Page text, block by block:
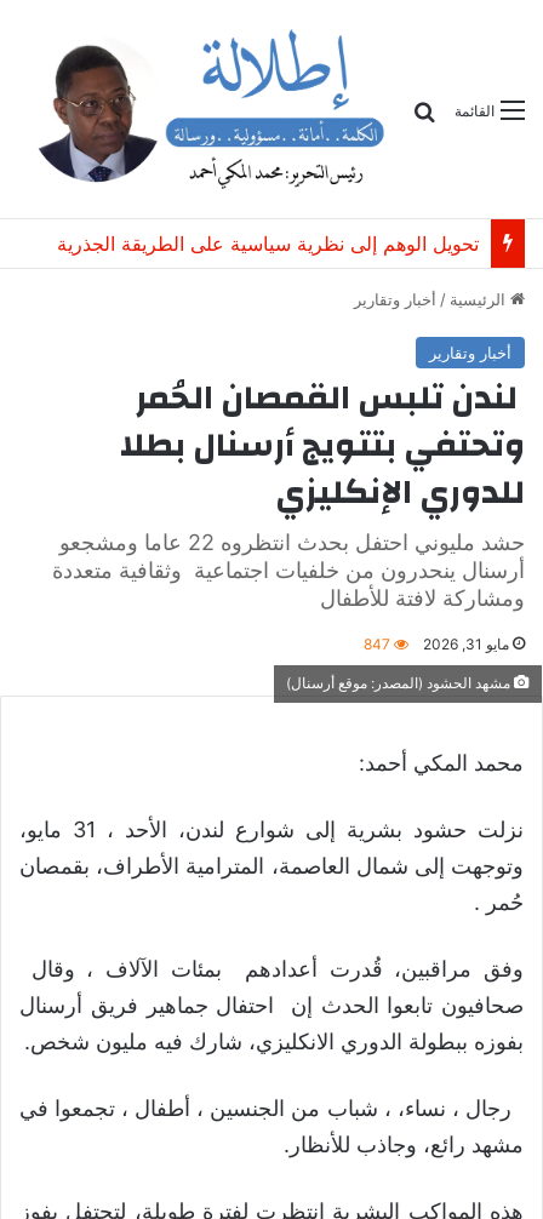
القائمة
السعودية وتركيا وباكستان: اتفاقية دفاع تُعزّز “الردع المشترك ضد أي اعتداء”
الرئيسية / أخبار وتقارير
أخبار وتقارير
لندن تلبس القمصان الحُمر
وتحتفي بتتويج أرسنال بطلا
للدوري الإنكليزي
حشد مليوني احتفل بحدث انتظروه 22 عاما ومشجعو
أرسنال ينحدرون من خلفيات اجتماعية وثقافية متعددة
ومشاركة لافتة للأطفال
مايو 31, 2026 847
مشهد الحشود (المصدر: موقع أرسنال)
محمد المكي أحمد:
نزلت حشود بشرية إلى شوارع لندن، الأحد ، 31 مايو،
وتوجهت إلى شمال العاصمة، المترامية الأطراف، بقمصان
حُمر .
وفق مراقبين، قُدرت أعدادهم بمئات الآلاف ، وقال
صحافيون تابعوا الحدث إن احتفال جماهير فريق أرسنال
بفوزه ببطولة الدوري الانكليزي، شارك فيه مليون شخص.
رجال ، نساء، ، شباب من الجنسين ، أطفال ، تجمعوا في
مشهد رائع، وجاذب للأنظار.
هذه المواكب البشرية انتظرت لفترة طويلة، لتحتفل بفوز